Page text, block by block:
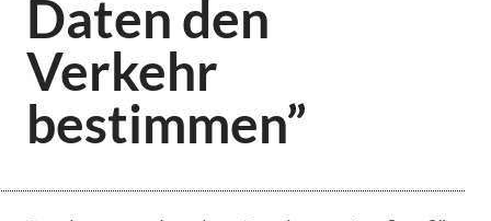
Daten den
Verkehr
bestimmen”